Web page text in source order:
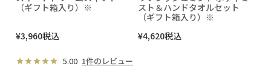
（ギフト箱入り）※
¥3,960税込
5.00 1件のレビュー
スト＆ハンドタオルセット
（ギフト箱入り）※
¥4,620税込